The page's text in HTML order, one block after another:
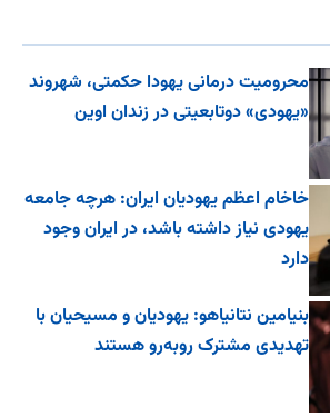
محرومیت درمانی یهودا حکمتی، شهروند
«یهودی» دوتابعیتی در زندان اوین
خاخام اعظم یهودیان ایران: هرچه جامعه
یهودی نیاز داشته باشد، در ایران وجود
دارد
بنیامین نتانیاهو: یهودیان و مسیحیان با
تهدیدی مشترک روبه‌رو هستند